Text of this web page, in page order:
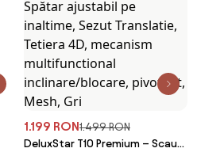
1.199 RON1.499 RON
DeluxStar T10 Premium – Scaun